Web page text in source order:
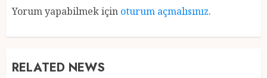
Yorum yapabilmek için oturum açmalısınız.
RELATED NEWS